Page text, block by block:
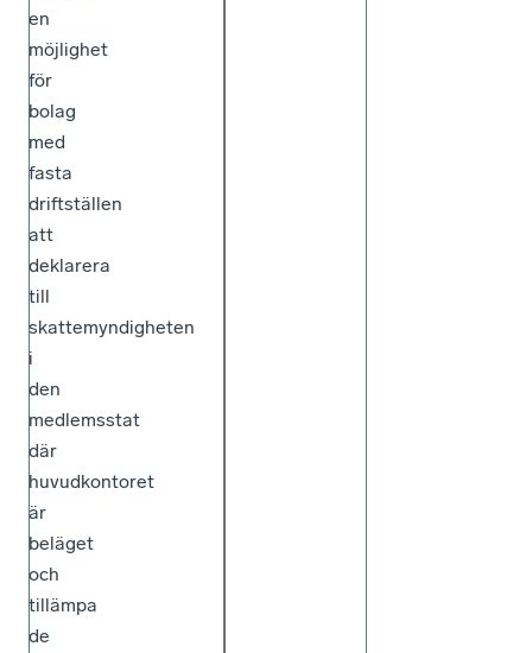
en
möjlighet
för
bolag
med
fasta
driftställen
att
deklarera
till
skattemyndigheten
i
den
medlemsstat
där
huvudkontoret
är
beläget
och
tillämpa
de